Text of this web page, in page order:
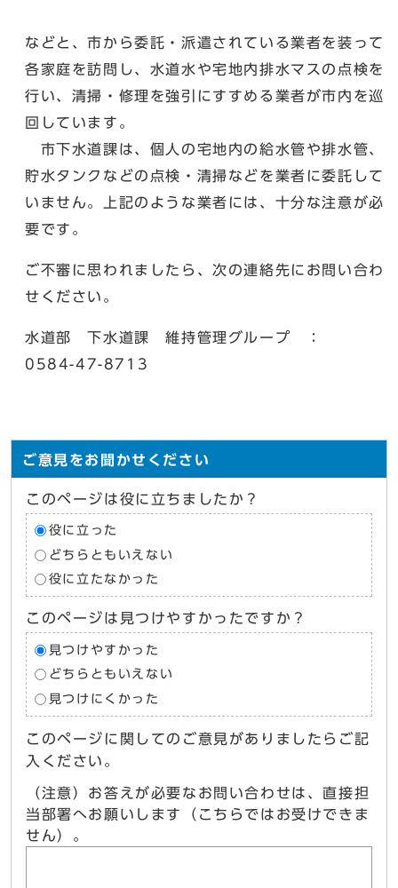
などと、市から委託・派遣されている業者を装って
各家庭を訪問し、水道水や宅地内排水マスの点検を
行い、清掃・修理を強引にすすめる業者が市内を巡
回しています。
市下水道課は、個人の宅地内の給水管や排水管、
貯水タンクなどの点検・清掃などを業者に委託して
いません。上記のような業者には、十分な注意が必
要です。
ご不審に思われましたら、次の連絡先にお問い合わ
せください。
水道部 下水道課 維持管理グループ ：
0584-47-8713
ご意見をお聞かせください
このページは役に立ちましたか？
役に立った
どちらともいえない
役に立たなかった
このページは見つけやすかったですか？
見つけやすかった
どちらともいえない
見つけにくかった
このページに関してのご意見がありましたらご記
入ください。
（注意）お答えが必要なお問い合わせは、直接担
当部署へお願いします（こちらではお受けできま
せん）。